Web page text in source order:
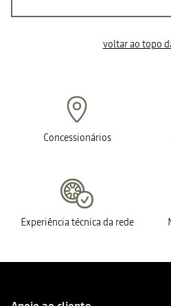
voltar ao topo
Concessionários
Experiência técnica da rede